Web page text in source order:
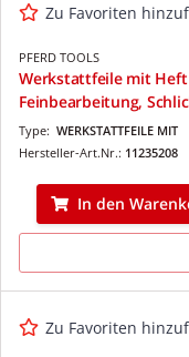
Zu Favoriten
PFERD TOOLS
Werkstattfeile mit
Feinbearbeitung,
Type: WERKSTATTFEILE MIT
Hersteller-Art.Nr.: 11235208
In den
Zu Favoriten